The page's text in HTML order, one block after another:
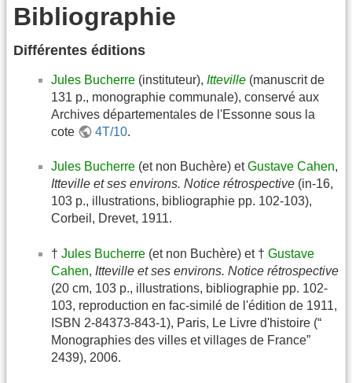
Bibliographie
Différentes éditions
Jules Bucherre (instituteur), Itteville (manuscrit de
131 p., monographie communale), conservé aux
Archives départementales de l'Essonne sous la
cote
4T/10.
Jules Bucherre (et non Buchère) etGustave Cahen,
Itteville et ses environs. Notice rétrospective (in-16,
103 p., illustrations, bibliographie pp. 102-103),
Corbeil, Drevet, 1911.
† Jules Bucherre (et non Buchère) et † Gustave
Cahen, Itteville et ses environs. Notice rétrospective
(20 cm, 103 p., illustrations, bibliographie pp. 102-
103, reproduction en fac-similé de l'édition de 1911,
ISBN 2-84373-843-1), Paris, Le Livre d'histoire (“
Monographies des villes et villages de France”
2439), 2006.